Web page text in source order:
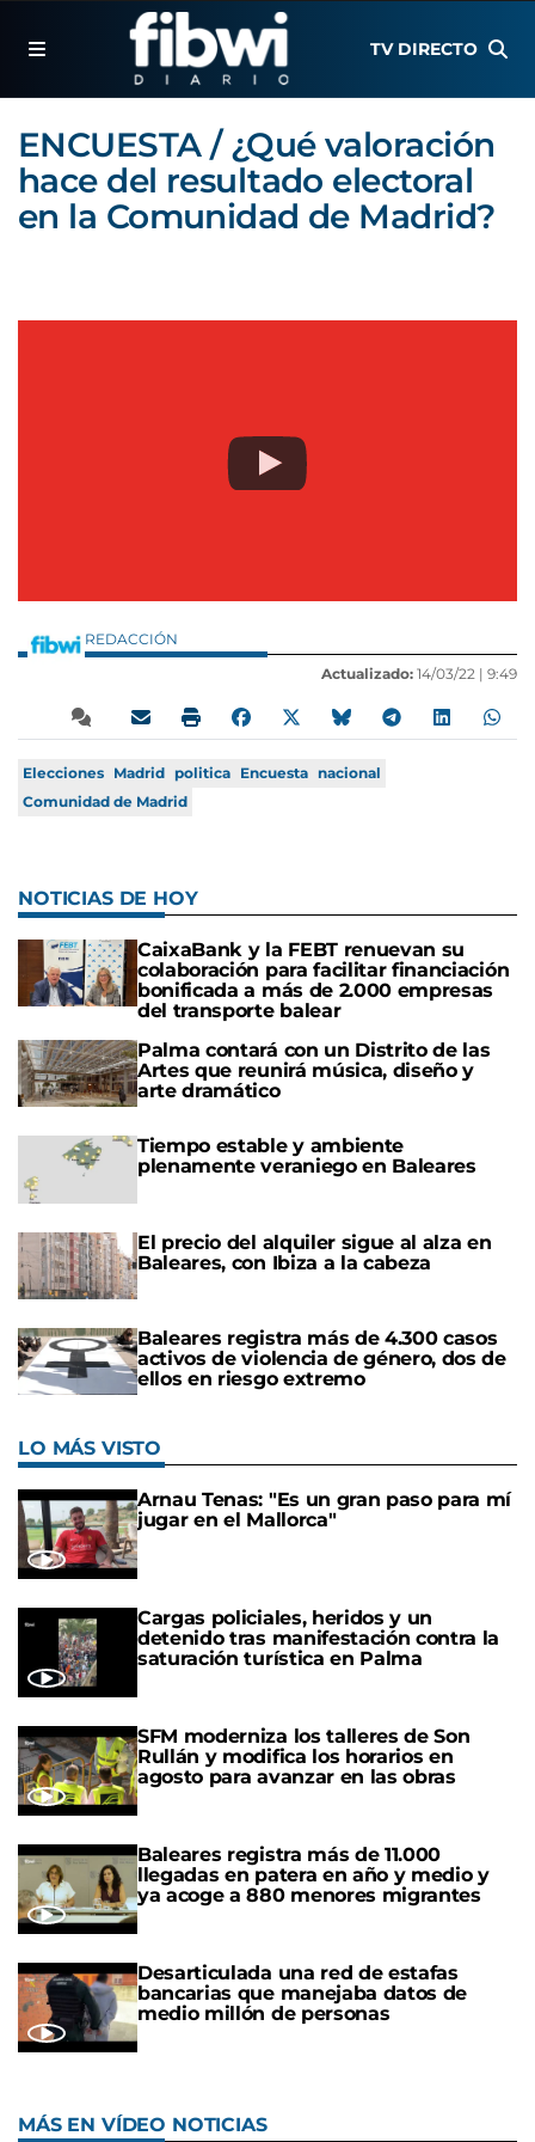
TV DIRECTO
ENCUESTA / ¿Qué valoración
hace del resultado electoral
en la Comunidad de Madrid?
REDACCIÓN
Actualizado: 14/03/22 | 9:49
Elecciones Madrid politica Encuesta nacional
Comunidad de Madrid
NOTICIAS DE HOY
CaixaBank y la FEBT renuevan su
colaboración para facilitar financiación
bonificada a más de 2.000 empresas
del transporte balear
Palma contará con un Distrito de las
Artes que reunirá música, diseño y
arte dramático
Tiempo estable y ambiente
plenamente veraniego en Baleares
El precio del alquiler sigue al alza en
Baleares, con Ibiza a la cabeza
Baleares registra más de 4.300 casos
activos de violencia de género, dos de
ellos en riesgo extremo
LO MÁS VISTO
Arnau Tenas: "Es un gran paso para mí
jugar en el Mallorca"
Cargas policiales, heridos y un
detenido tras manifestación contra la
saturación turística en Palma
SFM moderniza los talleres de Son
Rullán y modifica los horarios en
agosto para avanzar en las obras
Baleares registra más de 11.000
llegadas en patera en año y medio y
ya acoge a 880 menores migrantes
Desarticulada una red de estafas
bancarias que manejaba datos de
medio millón de personas
MÁS EN VÍDEO NOTICIAS